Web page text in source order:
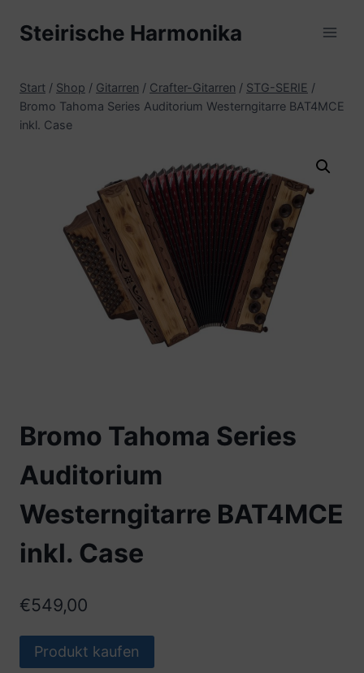
InhaltSteirische Harmonika
Start / Shop / Gitarren / Crafter-Gitarren / STG-SERIE /
Bromo Tahoma Series Auditorium Westerngitarre BAT4MCE
inkl. Case
Bromo Tahoma Series
Auditorium
Westerngitarre BAT4MCE
inkl. Case
€549,00
Produkt kaufen